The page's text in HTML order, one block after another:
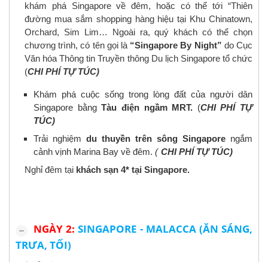
khám phá Singapore về đêm, hoặc có thể tới “Thiên
đường mua sắm shopping hàng hiệu tại Khu Chinatown,
Orchard, Sim Lim… Ngoài ra, quý khách có thể chọn
chương trình, có tên gọi là “Singapore By Night” do Cục
Văn hóa Thông tin Truyền thông Du lịch Singapore tổ chức
(CHI PHÍ TỰ TÚC)
Khám phá cuộc sống trong lòng đất của người dân
Singapore bằngTàu điện ngầm MRT. (CHI PHÍ TỰ
TÚC)
Trải nghiệm du thuyền trên sông Singapore ngắm
cảnh vịnh Marina Bay về đêm. ( CHI PHÍ TỰ TÚC)
Nghỉ đêm tại khách sạn 4* tại Singapore.
NGÀY 2: SINGAPORE - MALACCA (ĂN SÁNG,
TRƯA, TỐI)